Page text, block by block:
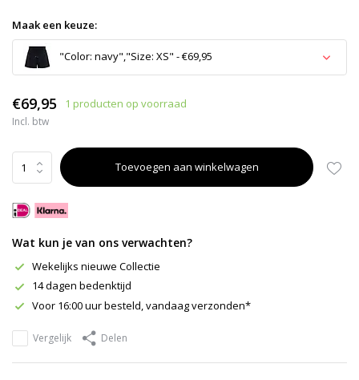
Maak een keuze:
"Color: navy","Size: XS" - €69,95
Uitverkocht
€69,95 1 producten op voorraad
Incl. btw
Toevoegen aan winkelwagen
Wat kun je van ons verwachten?
Wekelijks nieuwe Collectie
14 dagen bedenktijd
Voor 16:00 uur besteld, vandaag verzonden*
Vergelijk Delen